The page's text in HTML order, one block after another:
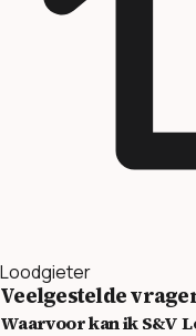
Loodgieter
Veelgestelde
Waarvoor kan ik S&V